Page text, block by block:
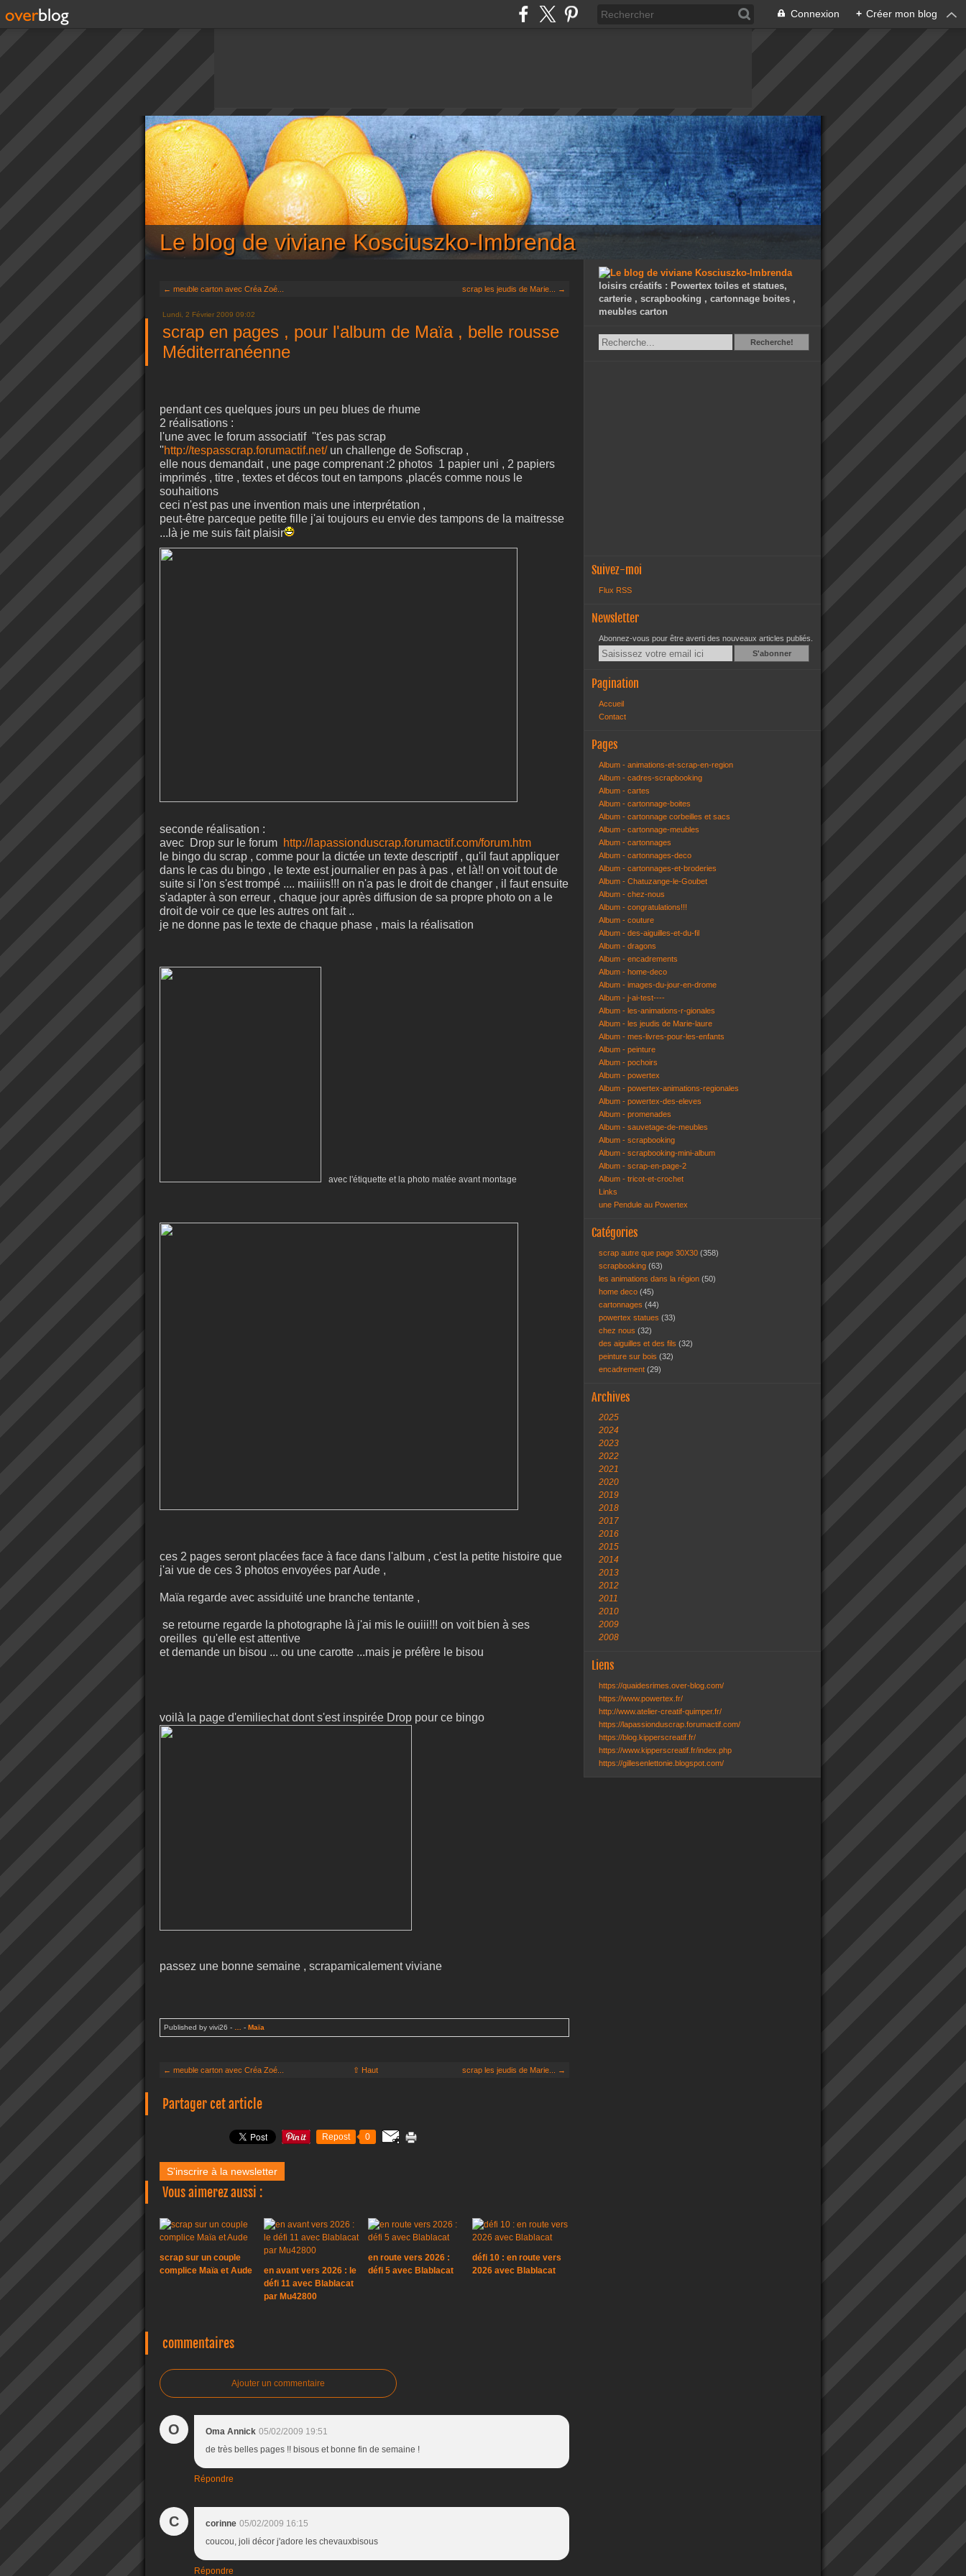
Connexion + Créer mon blog
Le blog de viviane Kosciuszko-Imbrenda
← meuble carton avec Créa Zoé... scrap les jeudis de Marie... →
Lundi, 2 Février 2009 09:02
scrap en pages , pour l'album de Maïa , belle rousse
Méditerranéenne
pendant ces quelques jours un peu blues de rhume
2 réalisations :
l'une avec le forum associatif ''t'es pas scrap
''http://tespasscrap.forumactif.net/un challenge de Sofiscrap ,
elle nous demandait , une page comprenant :2 photos 1 papier uni , 2 papiers
imprimés , titre , textes et décos tout en tampons ,placés comme nous le
souhaitions
ceci n'est pas une invention mais une interprétation ,
peut-être parceque petite fille j'ai toujours eu envie des tampons de la maitresse
...là je me suis fait plaisir
seconde réalisation :
avec Drop sur le forum http://lapassionduscrap.forumactif.com/forum.htm
le bingo du scrap , comme pour la dictée un texte descriptif , qu'il faut appliquer
dans le cas du bingo , le texte est journalier en pas à pas , et là!! on voit tout de
suite si l'on s'est trompé .... maiiiis!!! on n'a pas le droit de changer , il faut ensuite
s'adapter à son erreur , chaque jour après diffusion de sa propre photo on a le
droit de voir ce que les autres ont fait ..
je ne donne pas le texte de chaque phase , mais la réalisation
avec l'étiquette et la photo matée avant montage
ces 2 pages seront placées face à face dans l'album , c'est la petite histoire que
j'ai vue de ces 3 photos envoyées par Aude ,
Maïa regarde avec assiduité une branche tentante ,
se retourne regarde la photographe là j'ai mis le ouiii!!! on voit bien à ses
oreilles qu'elle est attentive
et demande un bisou ... ou une carotte ...mais je préfère le bisou
voilà la page d'emiliechat dont s'est inspirée Drop pour ce bingo
passez une bonne semaine , scrapamicalement viviane
Published by vivi26 - - Maïa
← meuble carton avec Créa Zoé... ⇧ Haut scrap les jeudis de Marie... →
Partager cet article
Repost 0
S'inscrire à la newsletter
Vous aimerez aussi :
scrap sur un couple
complice Maïa et Aude
en avant vers 2026 : le
défi 11 avec Blablacat
par Mu42800
en route vers 2026 :
défi 5 avec Blablacat
défi 10 : en route vers
2026 avec Blablacat
commentaires
Ajouter un commentaire
O Oma Annick 05/02/2009 19:51
de très belles pages !! bisous et bonne fin de semaine !
Répondre
C corinne 05/02/2009 16:15
coucou, joli décor j'adore les chevauxbisous
Répondre
loisirs créatifs : Powertex toiles et statues,
carterie , scrapbooking , cartonnage boites ,
meubles carton
RechercheRecherche!
Suivez-moi
Flux RSS
Newsletter
Abonnez-vous pour être averti des nouveaux articles publiés.
Email
Pagination
Accueil
Contact
Pages
Album - animations-et-scrap-en-region
Album - cadres-scrapbooking
Album - cartes
Album - cartonnage-boites
Album - cartonnage corbeilles et sacs
Album - cartonnage-meubles
Album - cartonnages
Album - cartonnages-deco
Album - cartonnages-et-broderies
Album - Chatuzange-le-Goubet
Album - chez-nous
Album - congratulations!!!
Album - couture
Album - des-aiguilles-et-du-fil
Album - dragons
Album - encadrements
Album - home-deco
Album - images-du-jour-en-drome
Album - j-ai-test----
Album - les-animations-r-gionales
Album - les jeudis de Marie-laure
Album - mes-livres-pour-les-enfants
Album - peinture
Album - pochoirs
Album - powertex
Album - powertex-animations-regionales
Album - powertex-des-eleves
Album - promenades
Album - sauvetage-de-meubles
Album - scrapbooking
Album - scrapbooking-mini-album
Album - scrap-en-page-2
Album - tricot-et-crochet
Links
une Pendule au Powertex
Catégories
scrap autre que page 30X30 (358)
scrapbooking (63)
les animations dans la région (50)
home deco (45)
cartonnages (44)
powertex statues (33)
chez nous (32)
des aiguilles et des fils (32)
peinture sur bois (32)
encadrement (29)
Archives
2025
2024
2023
2022
2021
2020
2019
2018
2017
2016
2015
2014
2013
2012
2011
2010
2009
2008
Liens
https://quaidesrimes.over-blog.com/
https://www.powertex.fr/
http://www.atelier-creatif-quimper.fr/
https://lapassionduscrap.forumactif.com/
https://blog.kipperscreatif.fr/
https://www.kipperscreatif.fr/index.php
https://gillesenlettonie.blogspot.com/